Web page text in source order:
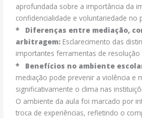
aprofundada sobre a importância da
confidencialidade e voluntariedade no
*
Diferenças entre mediação,
arbitragem: Esclarecimento das
importantes ferramentas de resolução
*
Benefícios no ambiente
mediação pode prevenir a violência e
significativamente o clima nas
O ambiente da aula foi marcado por
troca de experiências, refletindo o